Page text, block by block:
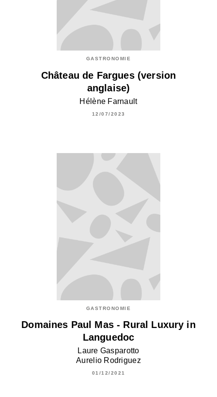
GASTRONOMIE
Château de Fargues (version
anglaise)
Hélène Farnault
12/07/2023
GASTRONOMIE
Domaines Paul Mas - Rural Luxury in
Languedoc
Laure Gasparotto
Aurelio Rodriguez
01/12/2021